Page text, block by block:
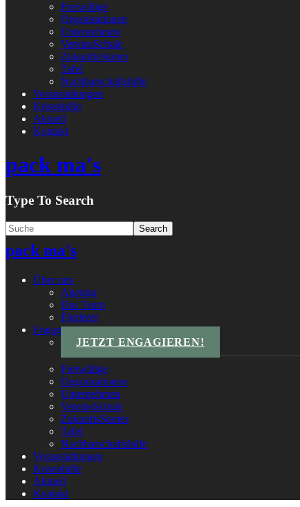
Freiwillige
Organisationen
Unternehmen
VereinsSchule
ZukunftsStarter
Tafel
Nachbarschaftshilfe
Veranstaltungen
Krisenhilfe
Aktuell
Kontakt
pack ma's
Type To Search
pack ma's
Über uns
Agentur
Das Team
Förderer
Engagements
JETZT ENGAGIEREN!
Freiwillige
Organisationen
Unternehmen
VereinsSchule
ZukunftsStarter
Tafel
Nachbarschaftshilfe
Veranstaltungen
Krisenhilfe
Aktuell
Kontakt